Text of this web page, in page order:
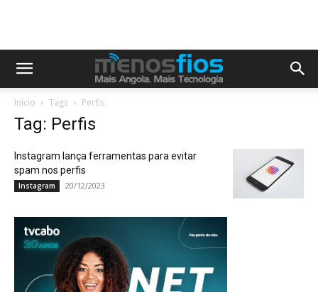
Início Tags Perfis
Tag: Perfis
Instagram lança ferramentas para evitar
spam nos perfis
Instagram 20/12/2023